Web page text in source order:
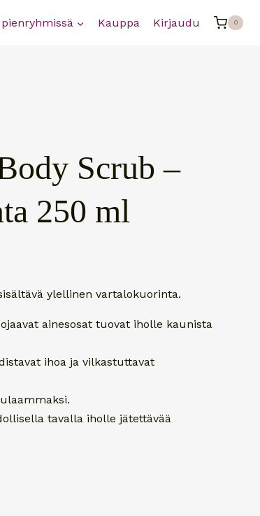
Kauppa Kirjaudu 0
Scrub –
250 ml
ylellinen vartalokuorinta.
ainesosat tuovat iholle kaunista
ihoa ja vilkastuttavat
tavalla iholle jätettävää